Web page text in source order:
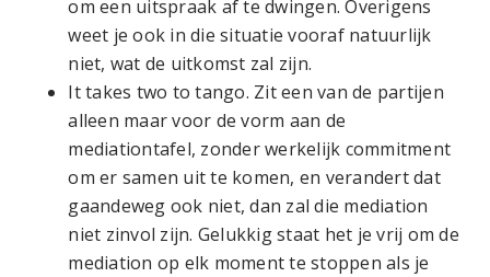
om een uitspraak af te dwingen. Overigens
weet je ook in die situatie vooraf natuurlijk
niet, wat de uitkomst zal zijn.
It takes two to tango. Zit een van de partijen
alleen maar voor de vorm aan de
mediationtafel, zonder werkelijk commitment
om er samen uit te komen, en verandert dat
gaandeweg ook niet, dan zal die mediation
niet zinvol zijn. Gelukkig staat het je vrij om de
mediation op elk moment te stoppen als je